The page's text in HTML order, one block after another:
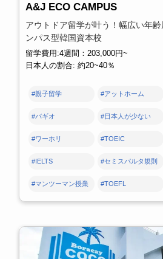
A&J ECO CAMPUS
アウトドア留学が叶う！幅広い年
ンパス型韓国資本校
留学費用:4週間：203,000円~
日本人の割合: 約20~40％
#親子留学 #アットホーム
#バギオ #日本人が少ない
#ワーホリ #TOEIC
#IELTS #セミスパルタ規則
#マンツーマン授業 #TOEFL